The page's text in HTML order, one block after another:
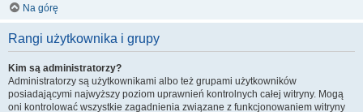
Na górę
Rangi użytkownika i grupy
Kim są administratorzy?
Administratorzy są użytkownikami albo też grupami użytkowników
posiadającymi najwyższy poziom uprawnień kontrolnych całej witryny. Mogą
oni kontrolować wszystkie zagadnienia związane z funkcjonowaniem witryny